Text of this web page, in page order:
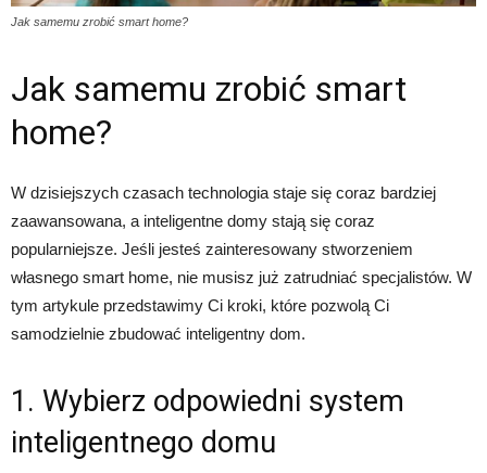
Jak samemu zrobić smart home?
Jak samemu zrobić smart
home?
W dzisiejszych czasach technologia staje się coraz bardziej
zaawansowana, a inteligentne domy stają się coraz
popularniejsze. Jeśli jesteś zainteresowany stworzeniem
własnego smart home, nie musisz już zatrudniać specjalistów. W
tym artykule przedstawimy Ci kroki, które pozwolą Ci
samodzielnie zbudować inteligentny dom.
1. Wybierz odpowiedni system
inteligentnego domu